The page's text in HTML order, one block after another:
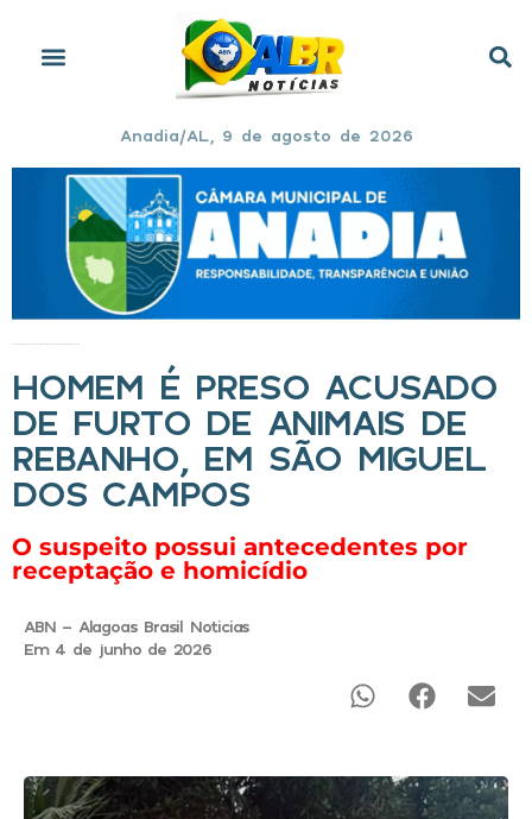
Anadia/AL, 9 de agosto de 2026
HOMEM É PRESO ACUSADO
DE FURTO DE ANIMAIS DE
REBANHO, EM SÃO MIGUEL
DOS CAMPOS
O suspeito possui antecedentes por
receptação e homicídio
ABN - Alagoas Brasil Noticias
Em 4 de junho de 2026